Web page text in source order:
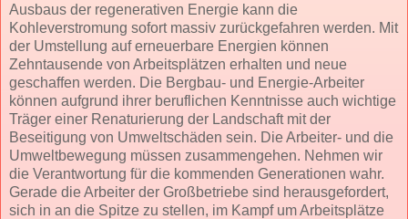
Ausbaus der regenerativen Energie kann die
Kohleverstromung sofort massiv zurückgefahren werden. Mit
der Umstellung auf erneuerbare Energien können
Zehntausende von Arbeitsplätzen erhalten und neue
geschaffen werden. Die Bergbau- und Energie-Arbeiter
können aufgrund ihrer beruflichen Kenntnisse auch wichtige
Träger einer Renaturierung der Landschaft mit der
Beseitigung von Umweltschäden sein. Die Arbeiter- und die
Umweltbewegung müssen zusammengehen. Nehmen wir
die Verantwortung für die kommenden Generationen wahr.
Gerade die Arbeiter der Großbetriebe sind herausgefordert,
sich in an die Spitze zu stellen, im Kampf um Arbeitsplätze